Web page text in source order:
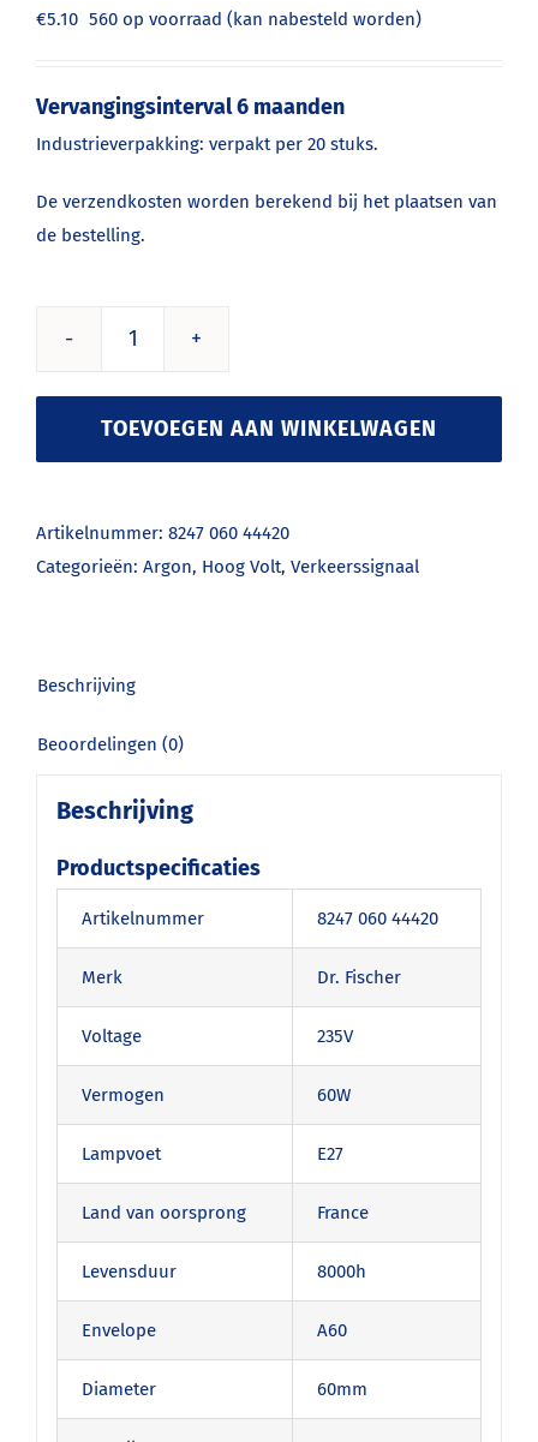
€5.10 560 op voorraad (kan nabesteld worden)
Vervangingsinterval 6 maanden
Industrieverpakking: verpakt per 20 stuks.
De verzendkosten worden berekend bij het plaatsen van
de bestelling.
A60
Clear
TOEVOEGEN AAN WINKELWAGEN
Artikelnummer: 8247 060 44420
Categorieën: Argon, Hoog Volt, Verkeerssignaal
Beschrijving
Beoordelingen (0)
Beschrijving
Productspecificaties
Artikelnummer 8247 060 44420
Merk Dr. Fischer
Voltage 235V
Vermogen 60W
Lampvoet E27
Land van oorsprong France
Levensduur 8000h
Envelope A60
Diameter 60mm